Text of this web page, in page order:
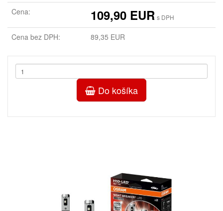
Cena:
109,90 EUR s DPH
Cena bez DPH: 89,35 EUR
Do košíka